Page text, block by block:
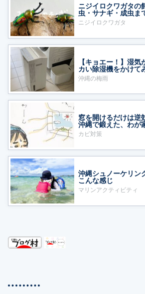
ニジイロクワガタの
虫・サナギ・成虫ま
ニジイロクワガタ
【キョエー！】湿
カい除湿機をかけ
沖縄の梅雨
窓を開けるだけは
沖縄で鍛えた、わが
カビ対策
沖縄シュノーケリン
こんな感じ
マリンアクティビティ